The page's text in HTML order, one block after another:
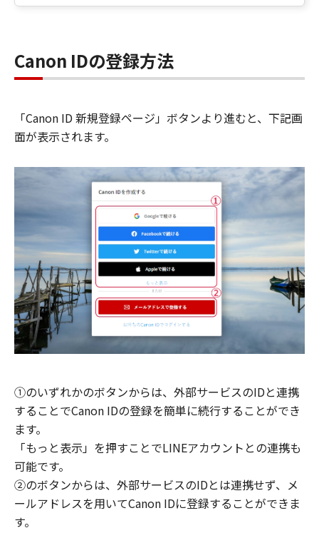
Canon IDの登録方法
「Canon ID 新規登録ページ」ボタンより進むと、下記画
面が表示されます。
①のいずれかのボタンからは、外部サービスのIDと連携
することでCanon IDの登録を簡単に続行することができ
ます。
「もっと表示」を押すことでLINEアカウントとの連携も
可能です。
②のボタンからは、外部サービスのIDとは連携せず、メ
ールアドレスを用いてCanon IDに登録することができま
す。